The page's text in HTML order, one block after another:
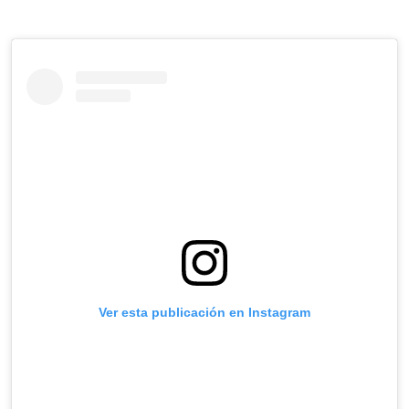
Ver esta publicación en Instagram